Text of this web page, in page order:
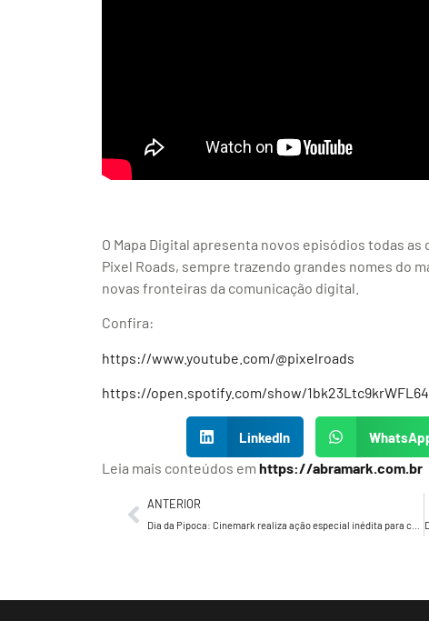
O Mapa Digital apresenta novos episódios todas
Pixel Roads, sempre trazendo grandes nomes do
novas fronteiras da comunicação digital.
Confira:
https://www.youtube.com/@pixelroads
https://open.spotify.com/show/
LinkedIn
Leia mais conteúdos em https://abramark.com.br
ANTERIOR